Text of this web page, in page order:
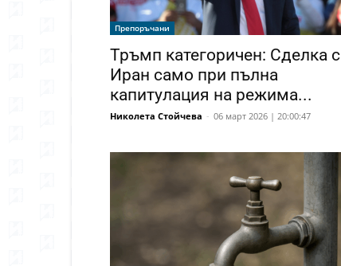
Препоръчани
Тръмп категоричен: Сделка с
Иран само при пълна
капитулация на режима...
Николета Стойчева - 06 март 2026 | 20:00:47